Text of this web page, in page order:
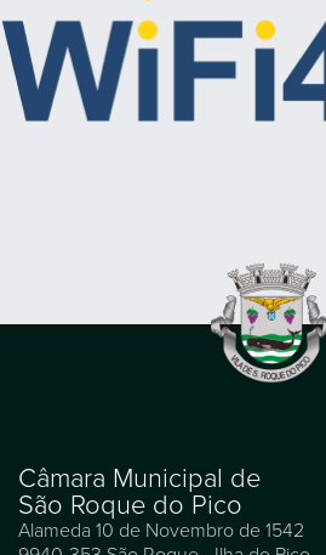
Câmara Municipal de
São Roque do Pico
Alameda 10 de Novembro de 1542